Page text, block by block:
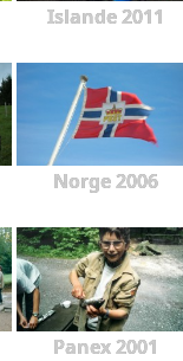
Islande 2011
Norge 2006
Panex 2001